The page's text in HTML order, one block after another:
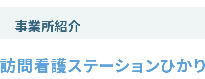
事業所紹介
訪問看護ステーションひかり